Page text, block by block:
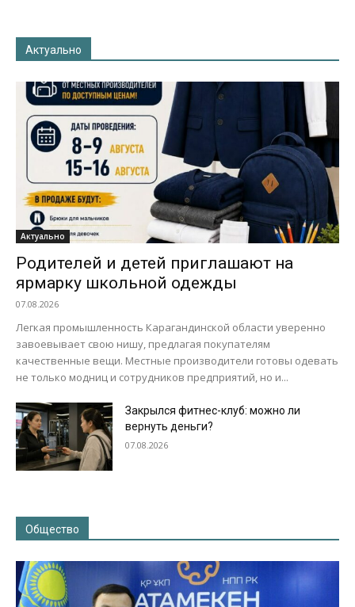
Актуально
Актуально
Родителей и детей приглашают на
ярмарку школьной одежды
07.08.2026
Легкая промышленность Карагандинской области уверенно
завоевывает свою нишу, предлагая покупателям
качественные вещи. Местные производители готовы одевать
не только модниц и сотрудников предприятий, но и...
Закрылся фитнес-клуб: можно ли
вернуть деньги?
07.08.2026
Общество